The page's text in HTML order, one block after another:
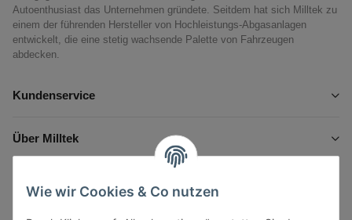
Wie wir Cookies & Co nutzen
Autoenthusiast das Unternehmen gründete. Seitdem hat sich Milltek zu
einem der führenden Hersteller von Hochleistungs-Abgasanlagen
entwickelt, die eine stetig wachsende Palette von Fahrzeugen
abdecken.
Kundenservice
Über Milltek